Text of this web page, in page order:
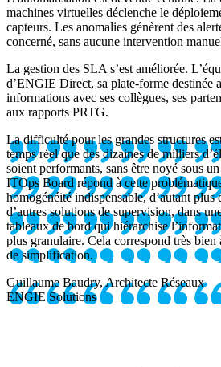
machines virtuelles déclenche le
capteurs. Les anomalies génèrent des
concerné, sans aucune intervention
La gestion des SLA s’est améliorée.
d’ENGIE Direct, sa plate-forme destinée
informations avec ses collègues, ses
aux rapports PRTG.
La difficulté pour les grandes structures
temps réel que des dizaines de milliers
soient performants, sans être noyé sous
ITOps Board répond à cette
homogénéité indispensable, d’autant
d’autres solutions de supervision, dans
tableaux de bord qui hiérarchise
plus granulaire. Cela correspond très bien
de simplification.
Guillaume Baudry, Architecte Réseaux
ENGIE Solutions